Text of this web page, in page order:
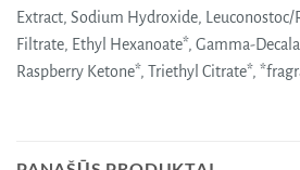
Extract, Sodium Hydroxide, Leuconostoc/
Filtrate, Ethyl Hexanoate*, Gamma-
Raspberry Ketone*, Triethyl Citrate*,